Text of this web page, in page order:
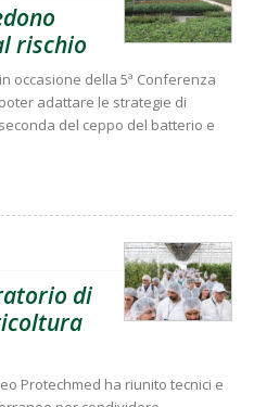
rischio
occasione della 5ª Conferenza
adattare le strategie di
del ceppo del batterio e
di
Protechmed ha riunito tecnici e